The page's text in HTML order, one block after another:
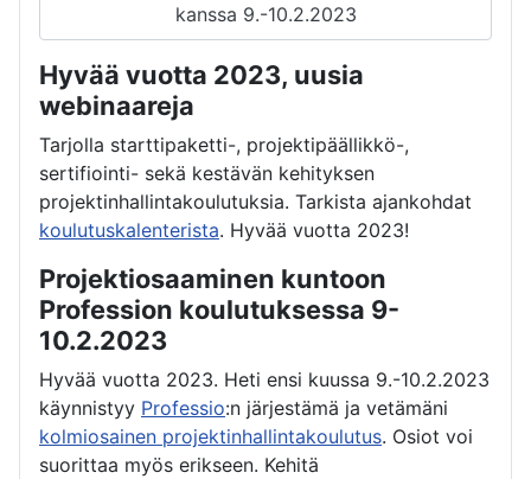
kanssa 9.-10.2.2023
Hyvää vuotta 2023, uusia
webinaareja
Tarjolla starttipaketti-, projektipäällikkö-,
sertifiointi- sekä kestävän kehityksen
projektinhallintakoulutuksia. Tarkista ajankohdat
koulutuskalenterista. Hyvää vuotta 2023!
Projektiosaaminen kuntoon
Profession koulutuksessa 9-
10.2.2023
Hyvää vuotta 2023. Heti ensi kuussa 9.-10.2.2023
käynnistyy Professio:n järjestämä ja vetämäni
kolmiosainen projektinhallintakoulutus. Osiot voi
suorittaa myös erikseen. Kehitä